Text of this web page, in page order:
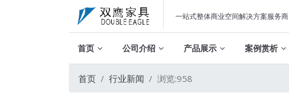
一站式整体商业空间解决方案服务商
首页 公司介绍 产品展示 案例赏析
首页 行业新闻 浏览:958